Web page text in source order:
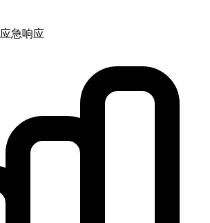
应急响应